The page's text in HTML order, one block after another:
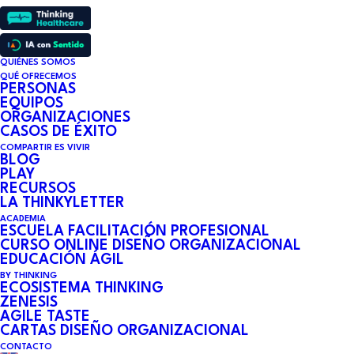
QUIÉNES SOMOS
QUÉ OFRECEMOS
PERSONAS
EQUIPOS
ORGANIZACIONES
CASOS DE ÉXITO
COMPARTIR ES VIVIR
BLOG
PLAY
RECURSOS
LA THINKYLETTER
ACADEMIA
ESCUELA FACILITACIÓN PROFESIONAL
CURSO ONLINE DISEÑO ORGANIZACIONAL
EDUCACIÓN ÁGIL
BY THINKING
ECOSISTEMA THINKING
ZENESIS
AGILE TASTE
CARTAS DISEÑO ORGANIZACIONAL
CONTACTO
NO EXISTE LA AUSENCIA
DE LIDERAZGO
28 DE FEBRERO DE 2017
David Roncero reflexiona sobre la
ausencia de liderazgo, lo que puede
causar causar inseguridad y
frustración en los seguidores. La